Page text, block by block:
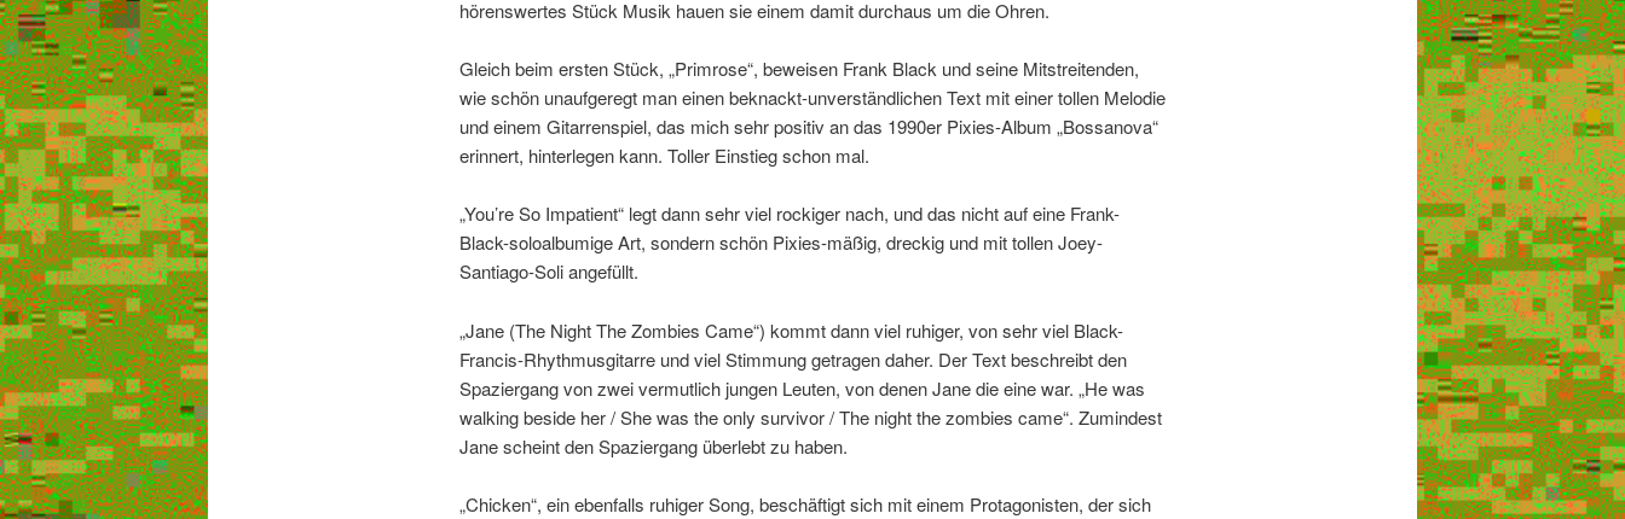
hörenswertes Stück Musik hauen sie einem damit durchaus um die Ohren.
Gleich beim ersten Stück, „Primrose“, beweisen Frank Black und seine Mitstreitenden,
wie schön unaufgeregt man einen beknackt-unverständlichen Text mit einer tollen Melodie
und einem Gitarrenspiel, das mich sehr positiv an das 1990er Pixies-Album „Bossanova“
erinnert, hinterlegen kann. Toller Einstieg schon mal.
„You’re So Impatient“ legt dann sehr viel rockiger nach, und das nicht auf eine Frank-
Black-soloalbumige Art, sondern schön Pixies-mäßig, dreckig und mit tollen Joey-
Santiago-Soli angefüllt.
„Jane (The Night The Zombies Came“) kommt dann viel ruhiger, von sehr viel Black-
Francis-Rhythmusgitarre und viel Stimmung getragen daher. Der Text beschreibt den
Spaziergang von zwei vermutlich jungen Leuten, von denen Jane die eine war. „He was
walking beside her / She was the only survivor / The night the zombies came“. Zumindest
Jane scheint den Spaziergang überlebt zu haben.
„Chicken“, ein ebenfalls ruhiger Song, beschäftigt sich mit einem Protagonisten, der sich